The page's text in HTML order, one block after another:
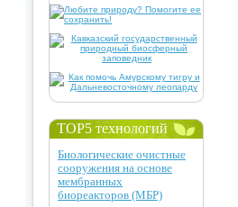
TOP5 технологий
Биологические очистные
сооружения на основе
мембранных
биореакторов (МБР)